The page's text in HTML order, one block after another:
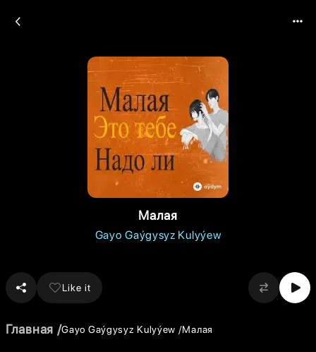
Малая
Gayo Gaýgysyz Kulyýew
Like it
Главная Gayo Gaýgysyz Kulyýew Малая